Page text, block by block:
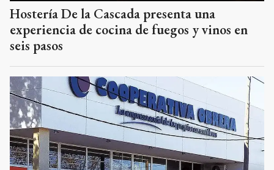
Hostería De la Cascada presenta una
experiencia de cocina de fuegos y vinos en
seis pasos